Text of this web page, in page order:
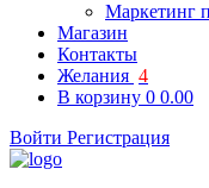
Маркетинг
Магазин
Контакты
Желания 4
В корзину 0 0.00
Войти Регистрация